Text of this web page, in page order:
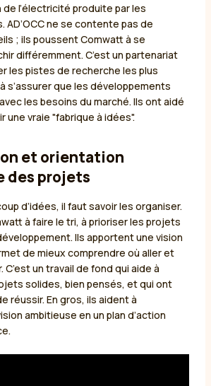
l’électricité produite par les
AD’OCC ne se contente pas de
; ils poussent Comwatt à se
différemment. C’est un partenariat
les pistes de recherche les plus
s’assurer que les développements
les besoins du marché. Ils ont aidé
une vraie "fabrique à idées".
et orientation
des projets
d’idées, il faut savoir les organiser.
à faire le tri, à prioriser les projets
Ils apportent une vision
de mieux comprendre où aller et
C’est un travail de fond qui aide à
solides, bien pensés, et qui ont
réussir. En gros, ils aident à
ambitieuse en un plan d’action